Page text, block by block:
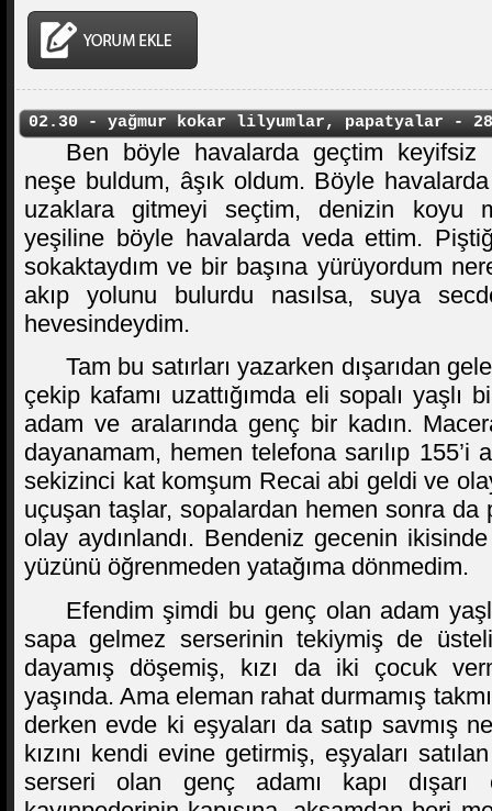
02.30 - yağmur kokar lilyumlar, papatyalar -
Ben böyle havalarda geçtim keyifsiz
neşe buldum, âşık oldum. Böyle havalarda
uzaklara gitmeyi seçtim, denizin koyu
yeşiline böyle havalarda veda ettim.
sokaktaydım ve bir başına yürüyordum
akıp yolunu bulurdu nasılsa, suya
hevesindeydim.
Tam bu satırları yazarken dışarıdan
çekip kafamı uzattığımda eli sopalı yaşlı
adam ve aralarında genç bir kadın.
dayanamam, hemen telefona sarılıp 155’i
sekizinci kat komşum Recai abi geldi ve
uçuşan taşlar, sopalardan hemen sonra
olay aydınlandı. Bendeniz gecenin
yüzünü öğrenmeden yatağıma dönmedim.
Efendim şimdi bu genç olan adam
sapa gelmez serserinin tekiymiş de
dayamış döşemiş, kızı da iki çocuk
yaşında. Ama eleman rahat durmamış
derken evde ki eşyaları da satıp savmış
kızını kendi evine getirmiş, eşyaları
serseri olan genç adamı kapı dışarı